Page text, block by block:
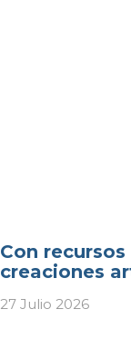
Con
creaciones
27 Julio 2026